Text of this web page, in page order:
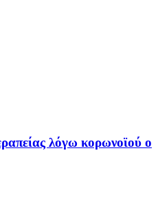
λόγω κορωνοϊού ο